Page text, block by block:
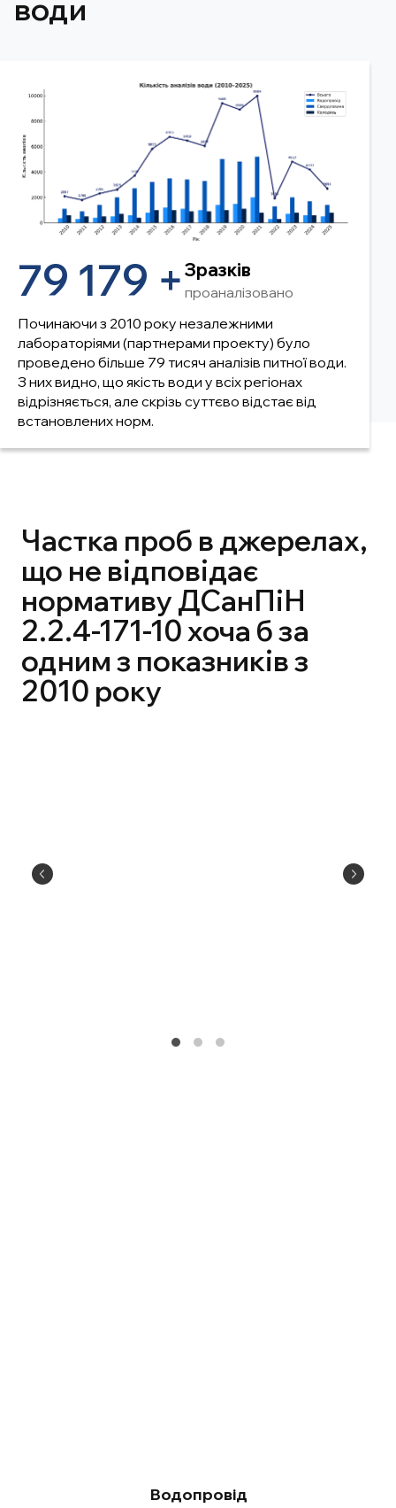
79 179 + Зразків
проаналізовано
Починаючи з 2010 року незалежними
лабораторіями (партнерами проекту) було
проведено більше 79 тисяч аналізів питної води.
З них видно, що якість води у всіх регіонах
відрізняється, але скрізь суттєво відстає від
встановлених норм.
води
Частка проб в джерелах,
що не відповідає
нормативу ДСанПіН
2.2.4-171-10 хоча б за
одним з показників з
2010 року
Водопровід